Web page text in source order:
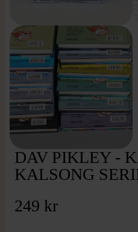
DAV PIKLEY -
KALSONG
249 kr